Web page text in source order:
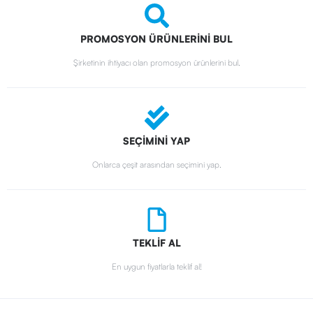
PROMOSYON ÜRÜNLERİNİ BUL
Şirketinin ihtiyacı olan promosyon ürünlerini bul.
SEÇİMİNİ YAP
Onlarca çeşit arasından seçimini yap.
TEKLİF AL
En uygun fiyatlarla teklif al!